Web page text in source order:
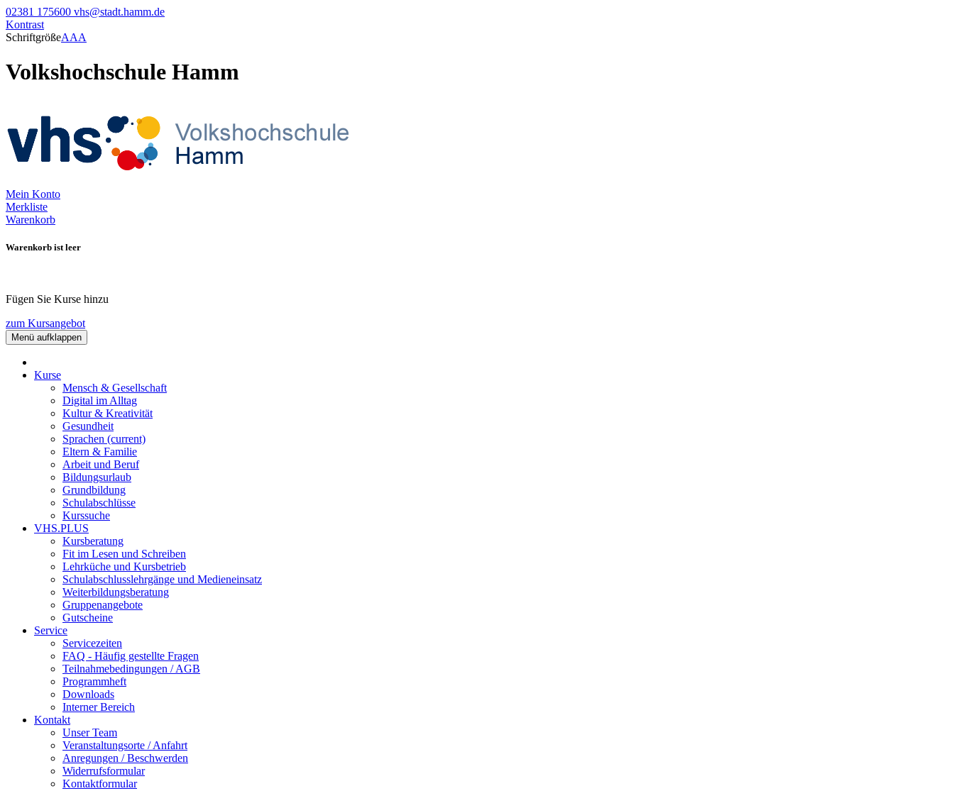
02381 175600 vhs@stadt.hamm.de
Kontrast
SchriftgrößeAAA
Volkshochschule Hamm
Mein Konto
Merkliste
Warenkorb
Warenkorb ist leer
Fügen Sie Kurse hinzu
zum Kursangebot
Menü aufklappen
Kurse
Mensch & Gesellschaft
Digital im Alltag
Kultur & Kreativität
Gesundheit
Sprachen (current)
Eltern & Familie
Arbeit und Beruf
Bildungsurlaub
Grundbildung
Schulabschlüsse
Kurssuche
VHS.PLUS
Kursberatung
Fit im Lesen und Schreiben
Lehrküche und Kursbetrieb
Schulabschlusslehrgänge und Medieneinsatz
Weiterbildungsberatung
Gruppenangebote
Gutscheine
Service
Servicezeiten
FAQ - Häufig gestellte Fragen
Teilnahmebedingungen / AGB
Programmheft
Downloads
Interner Bereich
Kontakt
Unser Team
Veranstaltungsorte / Anfahrt
Anregungen / Beschwerden
Widerrufsformular
Kontaktformular